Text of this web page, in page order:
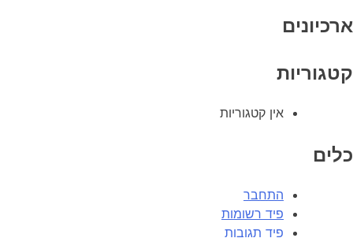
ארכיונים
קטגוריות
אין קטגוריות
כלים
התחבר
פיד רשומות
פיד תגובות